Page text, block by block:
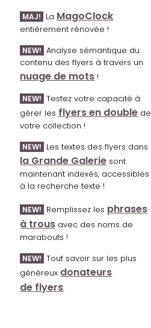
MAJ! La MagoClock
entièrement rénovée !
NEW! Analyse sémantique du
contenu des flyers à travers un
nuage de mots !
NEW! Testez votre capacité à
gérer les flyers en double de
votre collection !
NEW! Les textes des flyers dans
la Grande Galerie sont
maintenant indexés, accessibles
à la recherche texte !
NEW! Remplissez les phrases
à trous avec des noms de
marabouts !
NEW! Tout savoir sur les plus
généreux donateurs
de flyers.